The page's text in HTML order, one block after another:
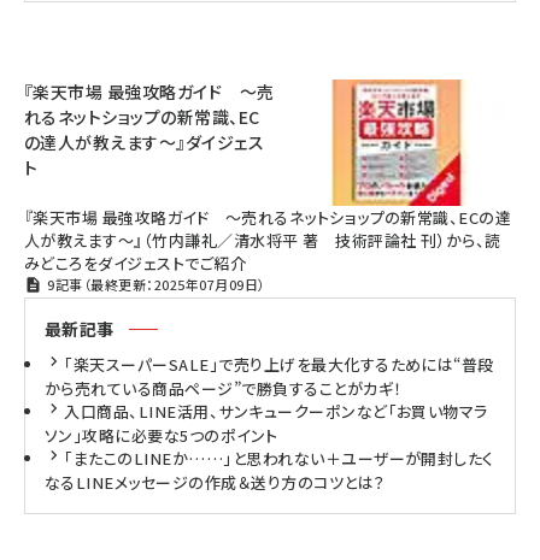
『楽天市場 最強攻略ガイド ～売
れるネットショップの新常識、EC
の達人が教えます～』ダイジェス
ト
『楽天市場 最強攻略ガイド ～売れるネットショップの新常識、ECの達
人が教えます～』（竹内謙礼／清水将平 著 技術評論社 刊）から、読
みどころをダイジェストでご紹介
9記事（最終更新：2025年07月09日）
最新記事
「楽天スーパーSALE」で売り上げを最大化するためには“普段
から売れている商品ページ”で勝負することがカギ！
入口商品、LINE活用、サンキュークーポンなど「お買い物マラ
ソン」攻略に必要な5つのポイント
「またこのLINEか……」と思われない＋ユーザーが開封したく
なるLINEメッセージの作成＆送り方のコツとは？